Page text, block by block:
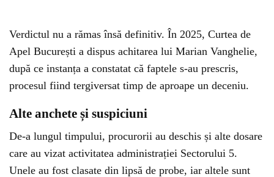
Verdictul nu a rămas însă definitiv. În 2025, Curtea de
Apel București a dispus achitarea lui Marian Vanghelie,
după ce instanța a constatat că faptele s-au prescris,
procesul fiind tergiversat timp de aproape un deceniu.
Alte anchete și suspiciuni
De-a lungul timpului, procurorii au deschis și alte dosare
care au vizat activitatea administrației Sectorului 5.
Unele au fost clasate din lipsă de probe, iar altele sunt